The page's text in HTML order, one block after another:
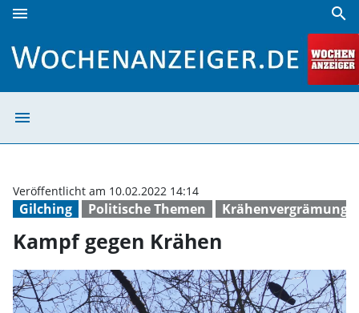
menu search
menu
Gilching Politische Themen Krähenvergrämung
Veröffentlicht am 10.02.2022 14:14
Kampf gegen Krähen